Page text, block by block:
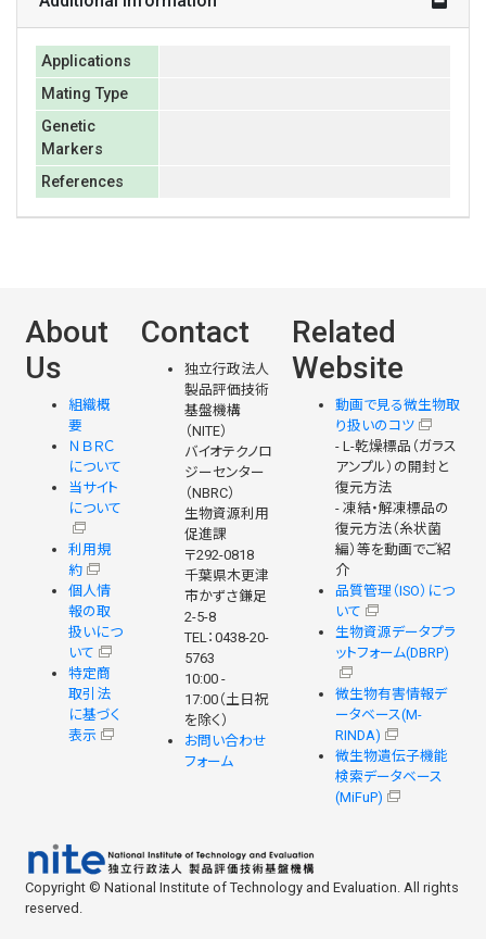
Applications
Mating Type
Genetic
Markers
References
About
Us
組織概
要
ＮＢＲＣ
について
当サイト
について
利用規
約
個人情
報の取
扱いにつ
いて
特定商
取引法
に基づく
表示
Contact
独立行政法人
製品評価技術
基盤機構
（NITE）
バイオテクノロ
ジーセンター
（NBRC）
生物資源利用
促進課
〒292-0818
千葉県木更津
市かずさ鎌足
2-5-8
TEL：0438-20-
5763
10:00 -
17:00（土日祝
を除く）
お問い合わせ
フォーム
Related
Website
動画で見る微生物取
り扱いのコツ
- L-乾燥標品（ガラス
アンプル）の開封と
復元方法
- 凍結・解凍標品の
復元方法（糸状菌
編）等を動画でご紹
介
品質管理（ISO）につ
いて
生物資源データプラ
ットフォーム(DBRP)
微生物有害情報デ
ータベース(M-
RINDA)
微生物遺伝子機能
検索データベース
(MiFuP)
Copyright © National Institute of Technology and Evaluation. All rights
reserved.